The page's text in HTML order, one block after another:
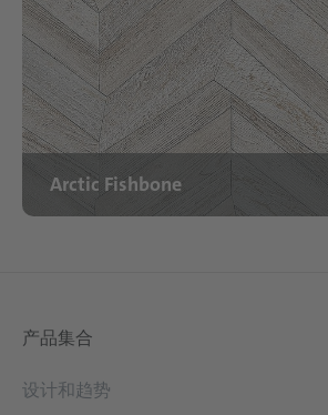
Arctic Fishbone
产品集合
设计和趋势